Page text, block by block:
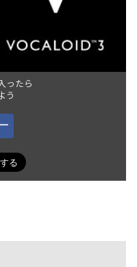
ったら
う